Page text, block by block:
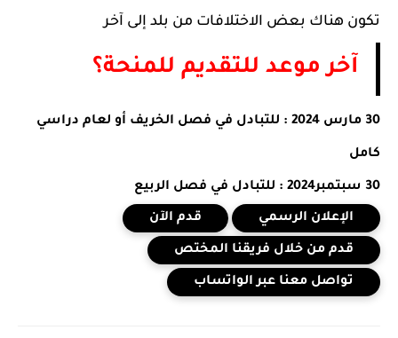
تكون هناك بعض الاختلافات من بلد إلى آخر
آخر موعد للتقديم للمنحة؟
30 مارس 2024 : للتبادل في فصل الخريف أو لعام دراسي
كامل
30 سبتمبر2024 : للتبادل في فصل الربيع
الإعلان الرسمي قدم الآن
قدم من خلال فريقنا المختص
تواصل معنا عبر الواتساب